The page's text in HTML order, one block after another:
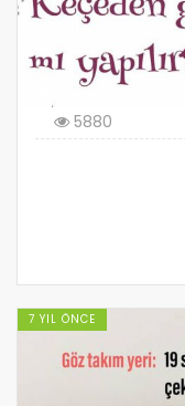
5880
7 YIL ÖNCE